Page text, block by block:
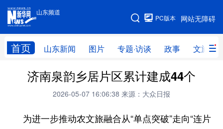
山东频道
网站无障碍
PC版本
首页 山东新闻 图片 专题·访谈 政事 文旅
手机版
网站地图
学习进行时 高层 时政 人事
财经 网评
台湾 思客智库 全球连线 教育
济南泉韵乡居片区累计建成44个
2026-05-07 16:06:38 来源：大众日报
为进一步推动农文旅融合从“单点突破”走向“连片